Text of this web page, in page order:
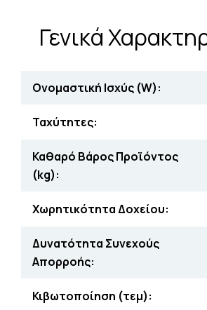
Γενικά
Ονομαστική Ισχύς (W):
Ταχύτητες:
Καθαρό Βάρος Προϊόντος
(kg):
Χωρητικότητα Δοχείου:
Δυνατότητα Συνεχούς
Απορροής:
Κιβωτοποίηση (τεμ):